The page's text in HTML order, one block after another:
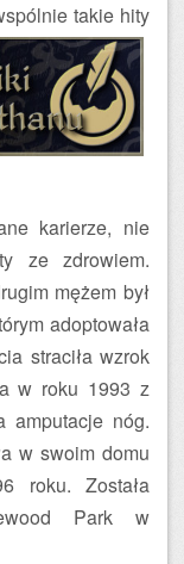
takie hity
karierze, nie
ze zdrowiem.
mężem był
adoptowała
straciła wzrok
w roku 1993 z
amputacje nóg.
w swoim domu
roku. Została
Park w